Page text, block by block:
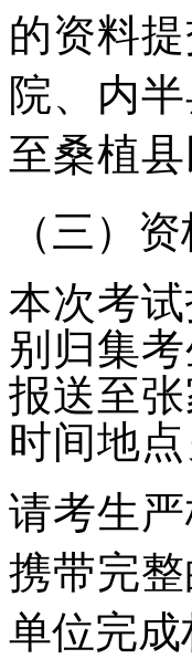
的资料
院、 内
至桑植
（三）
本次考
别归集
报送至
时间地点
请考生
携带完
单位完成